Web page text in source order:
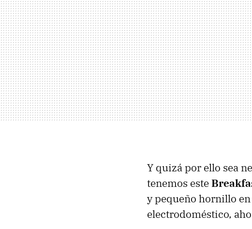
Y quizá por ello sea
tenemos este
y pequeño hornillo
electrodoméstico,